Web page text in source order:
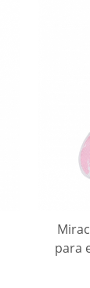
para
cojín